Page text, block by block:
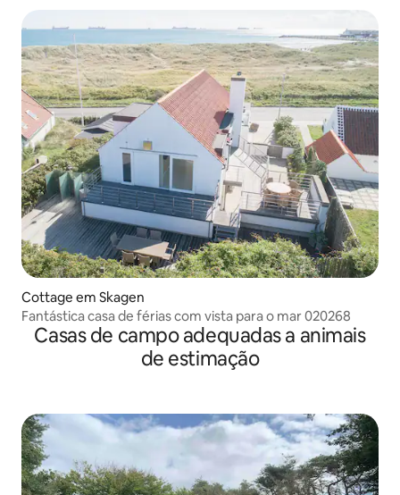
Cottage em Skagen
Fantástica casa de férias com vista para o mar 020268
Casas de campo adequadas a animais
de estimação